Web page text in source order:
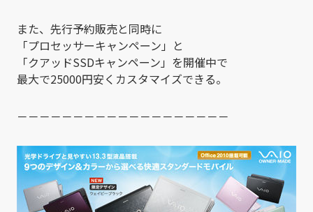
また、先行予約販売と同時に
「プロセッサーキャンペーン」と
「クアッドSSDキャンペーン」を開催中で
最大で25000円安くカスタマイズできる。
－－－－－－－－－－－－－－－－－－－